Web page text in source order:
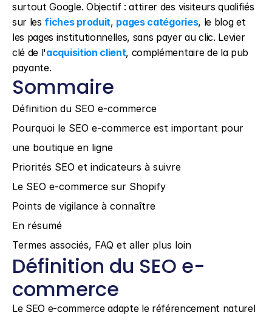
surtout Google. Objectif : attirer des visiteurs qualifiés
sur les fiches produit, pages catégories, le blog et
les pages institutionnelles, sans payer au clic. Levier
clé de l'acquisition client, complémentaire de la pub
payante.
Sommaire
Définition du SEO e-commerce
Pourquoi le SEO e-commerce est important pour
une boutique en ligne
Priorités SEO et indicateurs à suivre
Le SEO e-commerce sur Shopify
Points de vigilance à connaître
En résumé
Termes associés, FAQ et aller plus loin
Définition du SEO e-
commerce
Le SEO e-commerce adapte le référencement naturel